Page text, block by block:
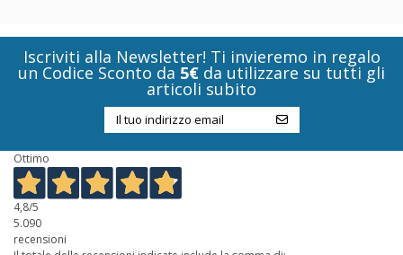
Iscriviti alla Newsletter! Ti invieremo in regalo
un Codice Sconto da 5€ da utilizzare su tutti gli
articoli subito
Ottimo
4,8/5
5.090
recensioni